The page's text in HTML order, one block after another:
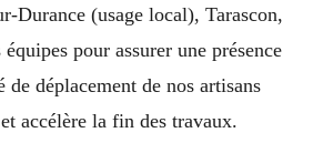
Durance (usage local), Tarascon,
pour assurer une présence
déplacement de nos artisans
accélère la fin des travaux.